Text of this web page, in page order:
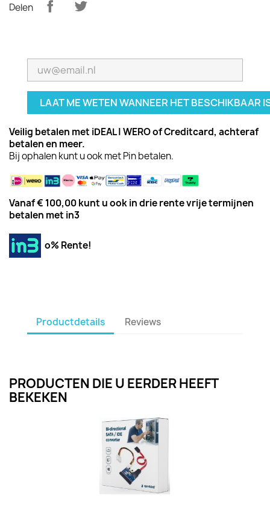
Delen
LAAT ME WETEN WANNEER HET BESCHIKBAAR
Veilig betalen met iDEAL | WERO of Creditcard, achteraf
betalenen meer.
Bij ophalen kunt u ook met Pin betalen.
Vanaf € 100,00 kunt u ook in drie rente vrije termijnen
betalen met in3
o% Rente!
Productdetails Reviews
PRODUCTEN DIE U EERDER HEEFT
BEKEKEN